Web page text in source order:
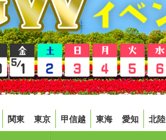
関東 東京 甲信越 東海 愛知 北陸